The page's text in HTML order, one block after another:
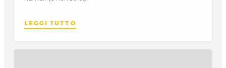
LEGGI TUTTO